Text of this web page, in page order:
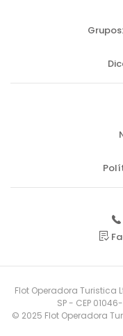
Flot Operadora Turistica
SP - CEP
© 2025 Flot Operadora